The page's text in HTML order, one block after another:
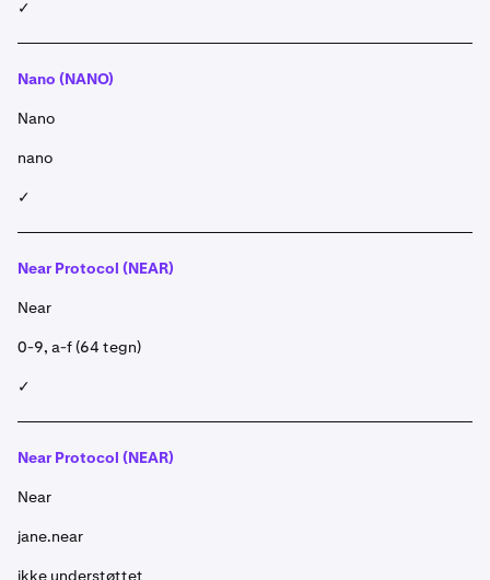
✓
Nano (NANO)
Nano
nano
✓
Near Protocol (NEAR)
Near
0-9, a-f (64 tegn)
✓
Near Protocol (NEAR)
Near
jane.near
ikke understøttet